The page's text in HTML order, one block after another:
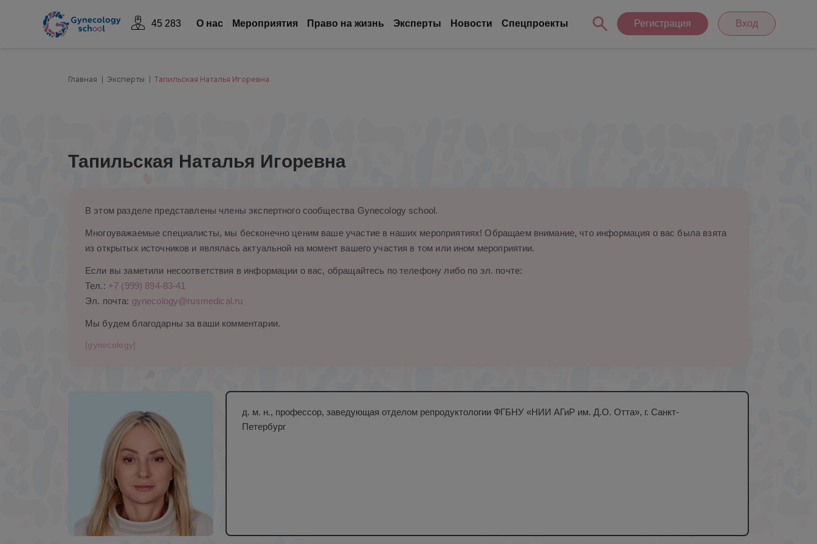
45 283 О нас Mероприятия Право на жизнь Эксперты Новости Спецпроекты Регистрация Вход
Главная Эксперты Тапильская Наталья Игоревна
Тапильская Наталья Игоревна
В этом разделе представлены члены экспертного сообщества Gynecology school.
Многоуважаемые специалисты, мы бесконечно ценим ваше участие в наших мероприятиях! Обращаем внимание, что информация о вас была взята
из открытых источников и являлась актуальной на момент вашего участия в том или ином мероприятии.
Если вы заметили несоответствия в информации о вас, обращайтесь по телефону либо по эл. почте:
Тел.: +7 (999) 894-83-41
Эл. почта: gynecology@rusmedical.ru
Мы будем благодарны за ваши комментарии.
[gynecology]
д. м. н., профессор, заведующая отделом репродуктологии ФГБНУ «НИИ АГиР им. Д.О. Отта», г. Санкт-
Петербург